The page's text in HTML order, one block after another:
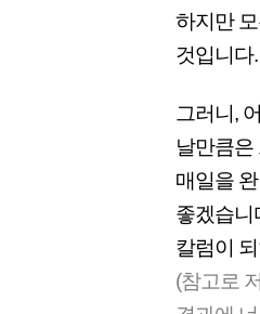
하지만
것입니다.
그러니,
날만큼은
매일을
좋겠습니
칼럼이
(참고로